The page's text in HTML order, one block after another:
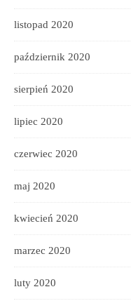
listopad 2020
październik 2020
sierpień 2020
lipiec 2020
czerwiec 2020
maj 2020
kwiecień 2020
marzec 2020
luty 2020